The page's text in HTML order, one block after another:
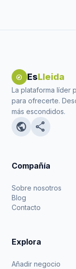
explore EsLleida
La plataforma líder
para ofrecerte.
más escondidos.
public share
Compañía
Sobre nosotros
Blog
Contacto
Explora
Añadir negocio